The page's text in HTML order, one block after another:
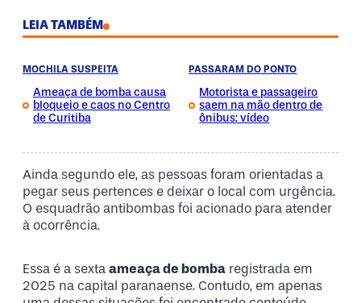
LEIA TAMBÉM
MOCHILA SUSPEITA
Ameaça de bomba causa
bloqueio e caos no Centro
de Curitiba
PASSARAM DO PONTO
Motorista e passageiro
saem na mão dentro de
ônibus: vídeo
Ainda segundo ele, as pessoas foram orientadas a
pegar seus pertences e deixar o local com urgência.
O esquadrão antibombas foi acionado para atender
à ocorrência.
Essa é a sexta ameaça de bomba registrada em
2025 na capital paranaense. Contudo, em apenas